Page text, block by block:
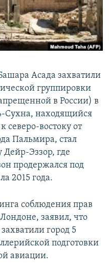
Асада захватили
группировки
в России) в
Сухна, находящийся
северо-востоку от
Пальмира, стал
Дейр-Эззор, где
продержался под
2015 года.
соблюдения прав
заявил, что
город 5
подготовки
авиации.